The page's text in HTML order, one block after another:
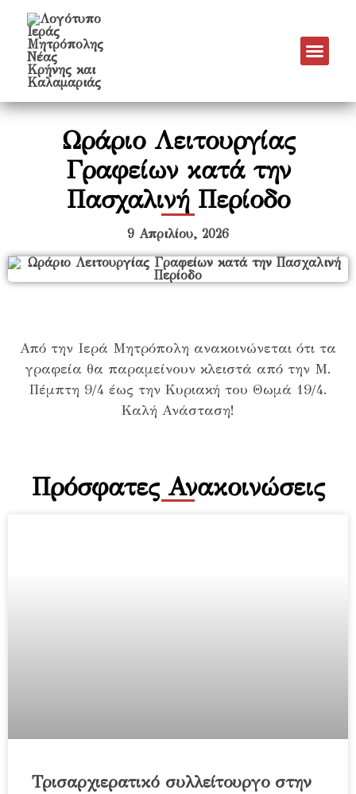
Ωράριο Λειτουργίας
Γραφείων κατά την
Πασχαλινή Περίοδο
9 Απριλίου, 2026
Από την Ιερά Μητρόπολη ανακοινώνεται ότι τα
γραφεία θα παραμείνουν κλειστά από την Μ.
Πέμπτη 9/4 έως την Κυριακή του Θωμά 19/4.
Καλή Ανάσταση!
Πρόσφατες Ανακοινώσεις
Τρισαρχιερατικό συλλείτουργο στην